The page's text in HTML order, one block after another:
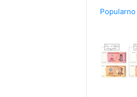
Popularno